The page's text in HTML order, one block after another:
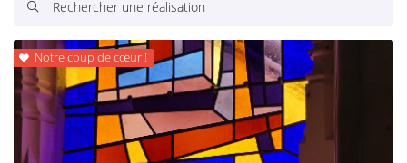
utilisantle formulaire de désinscription.
INSCRIPTION

 Notre coup de cœur !